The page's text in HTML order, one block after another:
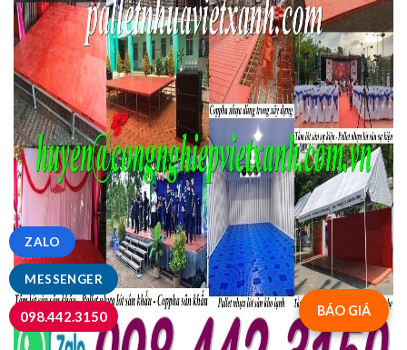
BÁO GIÁ
MESSENGER
ZALO
098.442.3150